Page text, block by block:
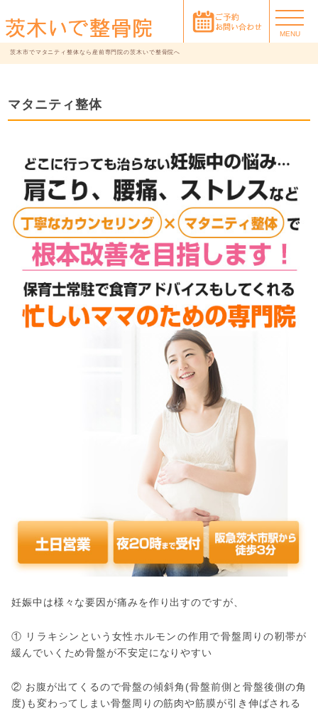
MENU
茨木市でマタニティ整体なら産前専門院の茨木いで整骨院へ
マタニティ整体
妊娠中は様々な要因が痛みを作り出すのですが、
① リラキシンという女性ホルモンの作用で骨盤周りの靭帯が
緩んでいくため骨盤が不安定になりやすい
② お腹が出てくるので骨盤の傾斜角(骨盤前側と骨盤後側の角
度)も変わってしまい骨盤周りの筋肉や筋膜が引き伸ばされる